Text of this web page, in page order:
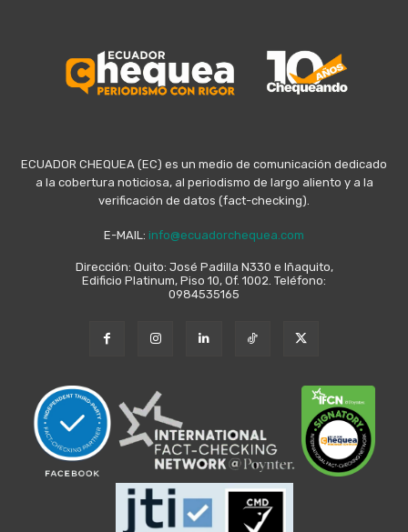
ECUADOR CHEQUEA (EC) es un medio de comunicación dedicado
a la cobertura noticiosa, al periodismo de largo aliento y a la
verificación de datos (fact-checking).
E-MAIL: info@ecuadorchequea.com
Dirección: Quito: José Padilla N330 e Iñaquito,
Edificio Platinum, Piso 10, Of. 1002. Teléfono:
0984535165